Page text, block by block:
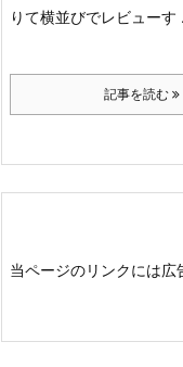
りて横並びでレビューす
記事を読む
当ページのリンクには広